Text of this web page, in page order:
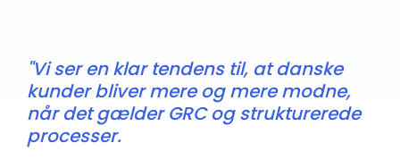
"Vi ser en klar tendens til, at danske
kunder bliver mere og mere modne,
når det gælder GRC og strukturerede
processer.